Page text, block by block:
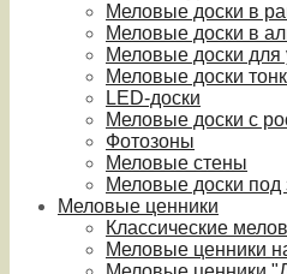
Меловые доски в
Меловые доски в
Меловые доски для
Меловые доски
LED-доски
Меловые доски с
Фотозоны
Меловые стены
Меловые доски под
Меловые ценники
Классические
Меловые ценники